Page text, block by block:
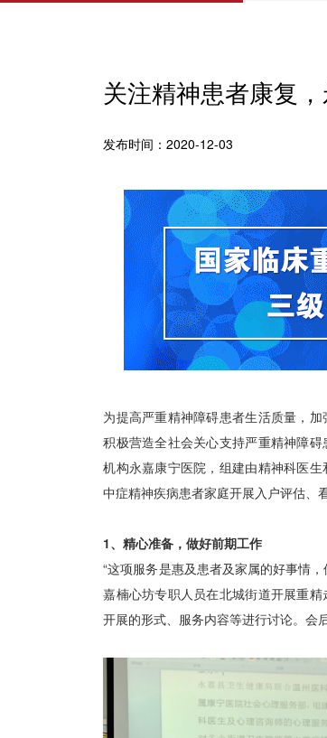
关注精神患者康复
发布时间：2020-12-03
为提高严重精神障碍患者生活质量，
积极营造全社会关心支持严重精神障
机构永嘉康宁医院，组建由精神科医
中症精神疾病患者家庭开展入户评估、
1、精心准备，做好前期工作
“这项服务是惠及患者及家属的好事情
嘉楠心坊专职人员在北城街道开展重
开展的形式、服务内容等进行讨论。会